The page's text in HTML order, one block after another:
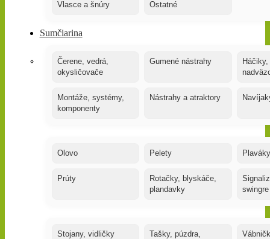
Vlasce a šnúry Ostatné
Sumčiarina
Čerene, vedrá,
okysličovače
Gumené nástrahy
Montáže, systémy,
komponenty
Nástrahy a atraktory
Olovo Pelety
Prúty
Rotačky, blyskáče,
plandavky
swingre
Stojany, vidličky
Tašky, púzdra,